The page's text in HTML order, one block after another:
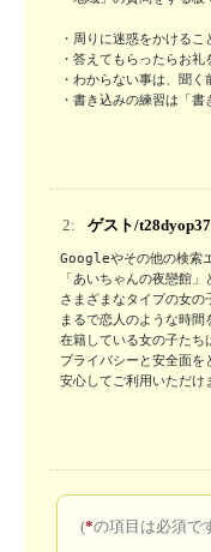
・周りに迷惑をかけるこ
・答えてもらったらお礼
・わからない事は、聞
・書き込みの練習は「書
2: ゲスト/
Googleやその他の検索
「あいちゃんの夜戀館」
さまざまなタイプの女の
まるで恋人のような時間
在籍している女の子たち
プライバシーと安全面を
安心してご利用いただけ
(*の項目は必須で